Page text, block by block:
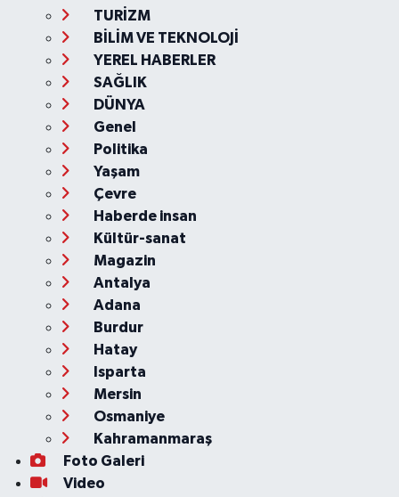
TURİZM
BİLİM VE TEKNOLOJİ
YEREL HABERLER
SAĞLIK
DÜNYA
Genel
Politika
Yaşam
Çevre
Haberde insan
Kültür-sanat
Magazin
Antalya
Adana
Burdur
Hatay
Isparta
Mersin
Osmaniye
Kahramanmaraş
Foto Galeri
Video